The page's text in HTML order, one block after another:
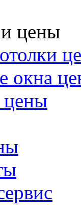
цены
окна
цены